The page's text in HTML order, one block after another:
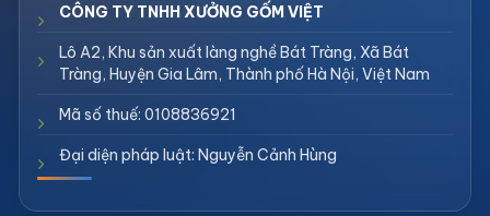
CÔNG TY TNHH XƯỞNG GỐM VIỆT
Lô A2, Khu sản xuất làng nghề Bát Tràng, Xã Bát
Tràng, Huyện Gia Lâm, Thành phố Hà Nội, Việt Nam
Mã số thuế: 0108836921
Đại diện pháp luật: Nguyễn Cảnh Hùng